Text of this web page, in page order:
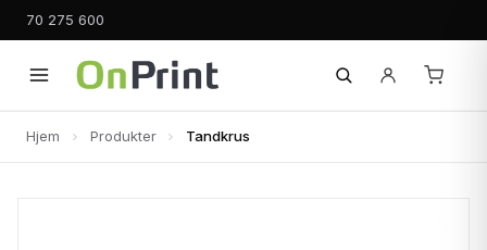
70 275 600
Hjem Produkter Tandkrus